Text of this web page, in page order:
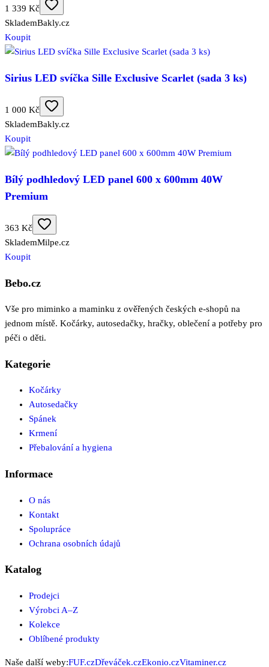
1 339 Kč
SklademBakly.cz
Koupit
Sirius LED svíčka Sille Exclusive Scarlet (sada 3 ks)
1 000 Kč
SklademBakly.cz
Koupit
Bílý podhledový LED panel 600 x 600mm 40W
Premium
363 Kč
SklademMilpe.cz
Koupit
Bebo.cz
Vše pro miminko a maminku z ověřených českých e-shopů na
jednom místě. Kočárky, autosedačky, hračky, oblečení a potřeby pro
péči o děti.
Kategorie
Kočárky
Autosedačky
Spánek
Krmení
Přebalování a hygiena
Informace
O nás
Kontakt
Spolupráce
Ochrana osobních údajů
Katalog
Prodejci
Výrobci A–Z
Kolekce
Oblíbené produkty
Naše další weby:FUF.czDřeváček.czEkonio.czVitaminer.cz